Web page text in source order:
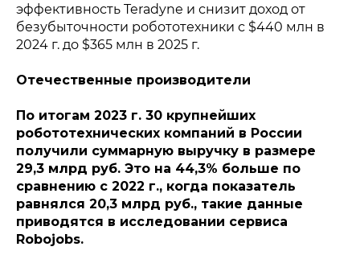
эффективность Teradyne и снизит доход от
безубыточности робототехники с $440 млн в
2024 г. до $365 млн в 2025 г.
Отечественные производители
По итогам 2023 г. 30 крупнейших
робототехнических компаний в России
получили суммарную выручку в размере
29,3 млрд руб. Это на 44,3% больше по
сравнению с 2022 г., когда показатель
равнялся 20,3 млрд руб., такие данные
приводятся в исследовании сервиса
Robojobs.